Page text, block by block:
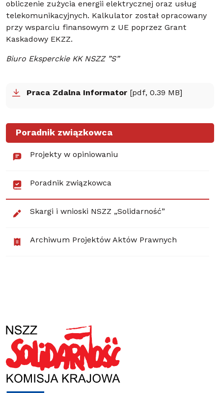
obliczenie zużycia energii elektrycznej oraz usług
telekomunikacyjnych. Kalkulator został opracowany
przy wsparciu finansowym z UE poprzez Grant
Kaskadowy EKZZ.
Biuro Eksperckie KK NSZZ ”S”
Praca Zdalna Informator [pdf, 0.39 MB]
Poradnik związkowca
Projekty w opiniowaniu
Poradnik związkowca
Skargi i wnioski NSZZ „Solidarność”
Archiwum Projektów Aktów Prawnych